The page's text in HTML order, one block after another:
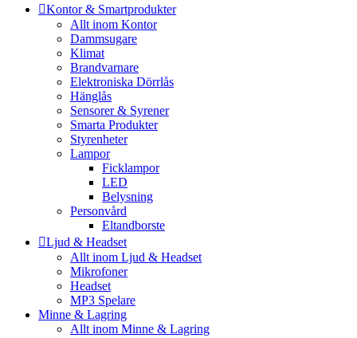
Kontor & Smartprodukter
Allt inom Kontor
Dammsugare
Klimat
Brandvarnare
Elektroniska Dörrlås
Hänglås
Sensorer & Syrener
Smarta Produkter
Styrenheter
Lampor
Ficklampor
LED
Belysning
Personvård
Eltandborste
Ljud & Headset
Allt inom Ljud & Headset
Mikrofoner
Headset
MP3 Spelare
Minne & Lagring
Allt inom Minne & Lagring